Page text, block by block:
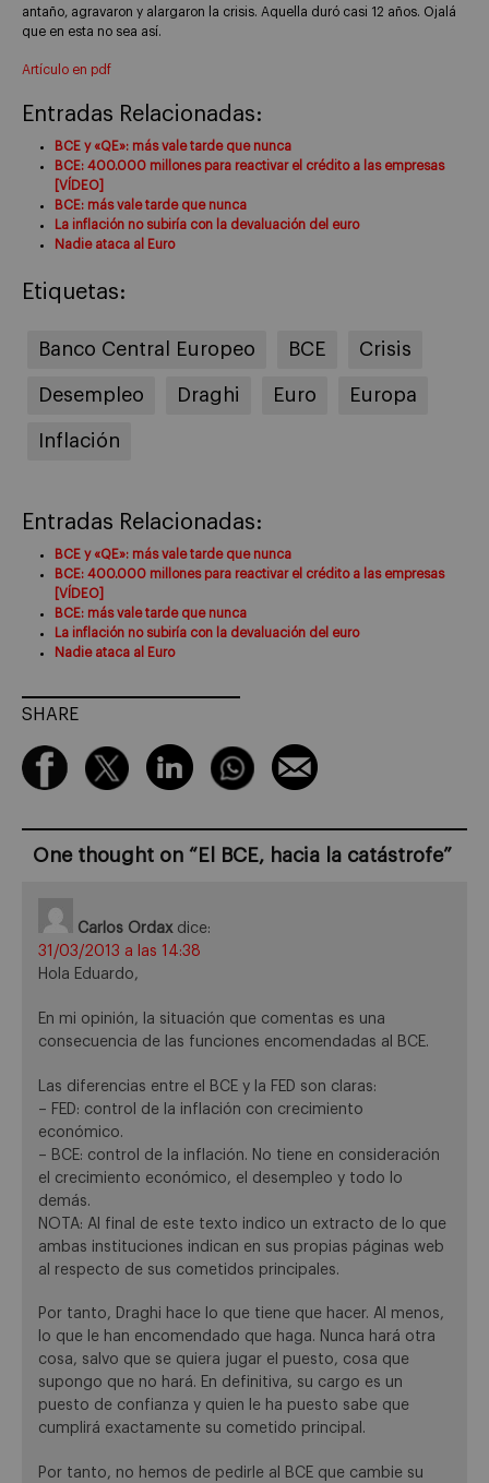
antaño, agravaron y alargaron la crisis. Aquella duró casi 12 años. Ojalá
que en esta no sea así.
Artículo en pdf
Entradas Relacionadas:
BCE y «QE»: más vale tarde que nunca
BCE: 400.000 millones para reactivar el crédito a las empresas
[VÍDEO]
BCE: más vale tarde que nunca
La inflación no subiría con la devaluación del euro
Nadie ataca al Euro
Etiquetas:
Banco Central Europeo BCE Crisis
Desempleo Draghi Euro Europa
Inflación
Entradas Relacionadas:
BCE y «QE»: más vale tarde que nunca
BCE: 400.000 millones para reactivar el crédito a las empresas
[VÍDEO]
BCE: más vale tarde que nunca
La inflación no subiría con la devaluación del euro
Nadie ataca al Euro
SHARE
One thought on “ El BCE, hacia la catástrofe”
Carlos Ordax dice:
31/03/2013 a las 14:38
Hola Eduardo,
En mi opinión, la situación que comentas es una
consecuencia de las funciones encomendadas al BCE.
Las diferencias entre el BCE y la FED son claras:
– FED: control de la inflación con crecimiento
económico.
– BCE: control de la inflación. No tiene en consideración
el crecimiento económico, el desempleo y todo lo
demás.
NOTA: Al final de este texto indico un extracto de lo que
ambas instituciones indican en sus propias páginas web
al respecto de sus cometidos principales.
Por tanto, Draghi hace lo que tiene que hacer. Al menos,
lo que le han encomendado que haga. Nunca hará otra
cosa, salvo que se quiera jugar el puesto, cosa que
supongo que no hará. En definitiva, su cargo es un
puesto de confianza y quien le ha puesto sabe que
cumplirá exactamente su cometido principal.
Por tanto, no hemos de pedirle al BCE que cambie su